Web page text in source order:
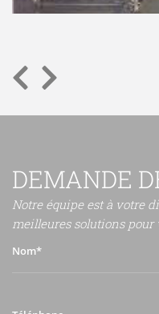
DEMANDE
Notre équipe est à votre
meilleures solutions pour
Nom*